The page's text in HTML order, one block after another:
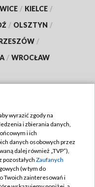
/ KIELCE /
/ OLSZTYN /
/
/ WROCŁAW
wyrazić zgody na
i zbierania danych,
i ich
danych osobowych przez
dalej również „TVP”),
pozostałych Zaufanych
(w tym do
Twoich zainteresowań i